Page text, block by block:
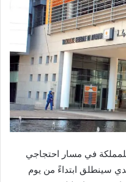
في مسار احتجاجي
سينطلق ابتداءً من يوم